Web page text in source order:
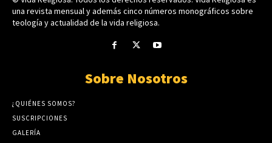
una revista mensual y además cinco números monográficos sobre
teología y actualidad de la vida religiosa.
Sobre Nosotros
¿QUIÉNES SOMOS?
SUSCRIPCIONES
GALERÍA